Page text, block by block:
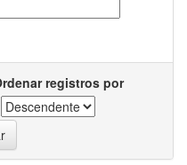
registros por